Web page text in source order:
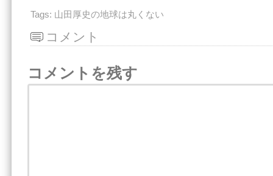
Tags: 山田厚史の地球は丸くない
コメント
コメントを残す